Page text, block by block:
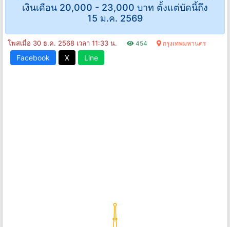
เงินเดือน 20,000 - 23,000 บาท ตั้งแต่บัดนี้ถึง
15 ม.ค. 2569
โพสเมื่อ 30 ธ.ค. 2568 เวลา 11:33 น. 454 กรุงเทพมหานคร
Facebook X Line